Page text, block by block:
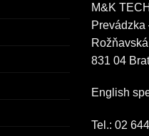
M&K
831 04
English
Tel.: 02